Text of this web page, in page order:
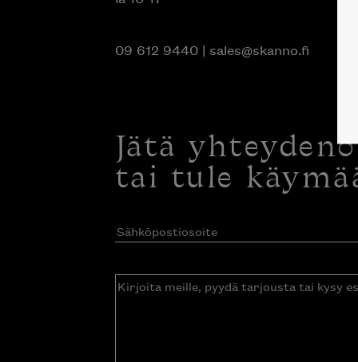
09 612 9440| sales@skanno.fi
Jätä
tai tule
Sähköpostiosoite(Pakollinen)
Kirjoita